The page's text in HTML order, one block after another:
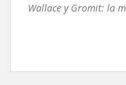
Wallace y Gromit: la